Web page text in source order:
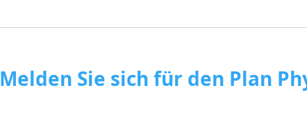
Melden Sie sich für den Plan